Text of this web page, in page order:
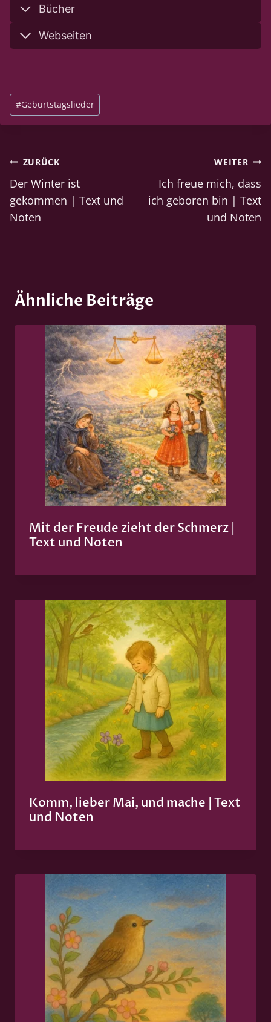
Bücher
Webseiten
Schlagworte:
#Geburtstagslieder
Beitragsnavigation
ZURÜCK
Der Winter ist
gekommen | Text und
Noten
WEITER
Ich freue mich, dass
ich geboren bin | Text
und Noten
Ähnliche Beiträge
Mit der Freude zieht der Schmerz |
Text und Noten
Komm, lieber Mai, und mache | Text
und Noten